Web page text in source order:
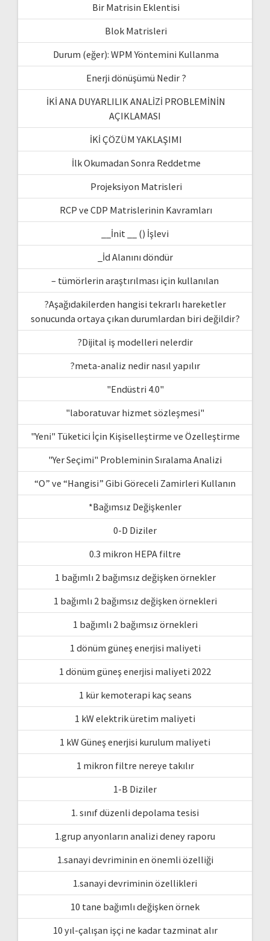
Bir Matrisin Eklentisi
Blok Matrisleri
Durum (eğer): WPM Yöntemini Kullanma
Enerji dönüşümü Nedir ?
İKİ ANA DUYARLILIK ANALİZİ PROBLEMİNİN
AÇIKLAMASI
İKİ ÇÖZÜM YAKLAŞIMI
İlk Okumadan Sonra Reddetme
Projeksiyon Matrisleri
RCP ve CDP Matrislerinin Kavramları
__İnit __ () İşlevi
_İd Alanını döndür
– tümörlerin araştırılması için kullanılan
?Aşağıdakilerden hangisi tekrarlı hareketler
sonucunda ortaya çıkan durumlardan biri değildir?
?Dijital iş modelleri nelerdir
?meta-analiz nedir nasıl yapılır
"Endüstri 4.0"
"laboratuvar hizmet sözleşmesi"
"Yeni" Tüketici İçin Kişiselleştirme ve Özelleştirme
"Yer Seçimi" Probleminin Sıralama Analizi
“O” ve “Hangisi” Gibi Göreceli Zamirleri Kullanın
*Bağımsız Değişkenler
0-D Diziler
0.3 mikron HEPA filtre
1 bağımlı 2 bağımsız değişken örnekler
1 bağımlı 2 bağımsız değişken örnekleri
1 bağımlı 2 bağımsız örnekleri
1 dönüm güneş enerjisi maliyeti
1 dönüm güneş enerjisi maliyeti 2022
1 kür kemoterapi kaç seans
1 kW elektrik üretim maliyeti
1 kW Güneş enerjisi kurulum maliyeti
1 mikron filtre nereye takılır
1-B Diziler
1. sınıf düzenli depolama tesisi
1.grup anyonların analizi deney raporu
1.sanayi devriminin en önemli özelliği
1.sanayi devriminin özellikleri
10 tane bağımlı değişken örnek
10 yıl-çalışan işçi ne kadar tazminat alır